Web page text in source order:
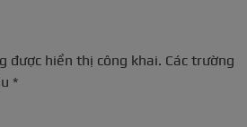
được hiển thị công khai. Các trường
*